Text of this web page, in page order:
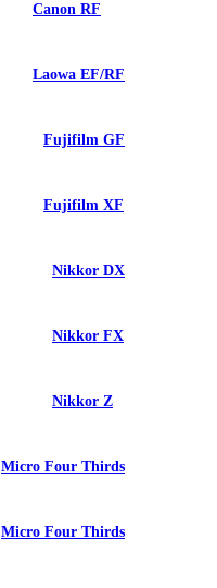
Canon RF
Laowa EF/RF
Fujifilm GF
Fujifilm XF
Nikkor DX
Nikkor FX
Nikkor Z
Micro Four Thirds
Micro Four Thirds